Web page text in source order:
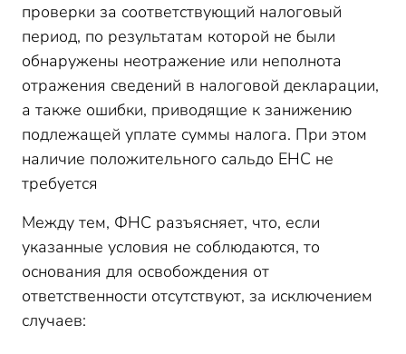
проверки за соответствующий налоговый
период, по результатам которой не были
обнаружены неотражение или неполнота
отражения сведений в налоговой декларации,
а также ошибки, приводящие к занижению
подлежащей уплате суммы налога. При этом
наличие положительного сальдо ЕНС не
требуется
Между тем, ФНС разъясняет, что, если
указанные условия не соблюдаются, то
основания для освобождения от
ответственности отсутствуют, за исключением
случаев: